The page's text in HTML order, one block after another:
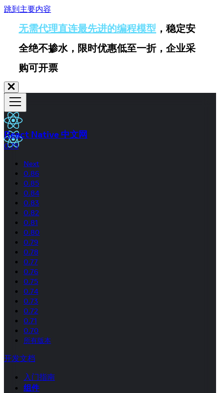
跳到主要内容
无需代理直连最先进的编程模型 ，稳定安
全绝不掺水，限时优惠低至一折，企业采
购可开票
React Native 中文网
0.75
Next
0.86
0.85
0.84
0.83
0.82
0.81
0.80
0.79
0.78
0.77
0.76
0.75
0.74
0.73
0.72
0.71
0.70
所有版本
开发文档
入门指南
组件